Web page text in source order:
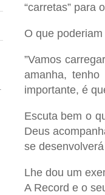
“carretas” para
O que
”Vamos
amanha,
importante, é
Escuta bem o
Deus
se
Lhe dou um
A Record e o